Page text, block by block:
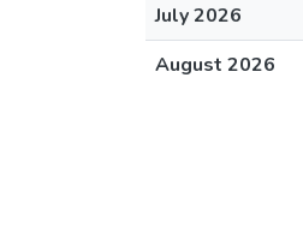
July 2026
August 2026